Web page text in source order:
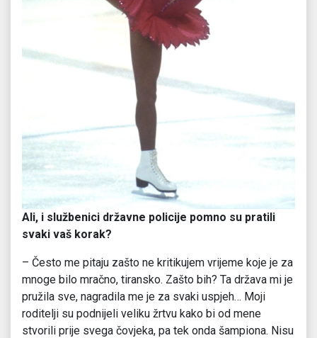
Ali, i službenici državne policije pomno su pratili
svaki vaš korak?
– Često me pitaju zašto ne kritikujem vrijeme koje je za
mnoge bilo mračno, tiransko. Zašto bih? Ta država mi je
pružila sve, nagradila me je za svaki uspjeh… Moji
roditelji su podnijeli veliku žrtvu kako bi od mene
stvorili prije svega čovjeka, pa tek onda šampiona. Nisu